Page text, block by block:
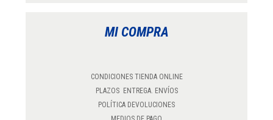
MI COMPRA
CONDICIONES TIENDA ONLINE
PLAZOS ENTREGA. ENVÍOS
POLÍTICA DEVOLUCIONES